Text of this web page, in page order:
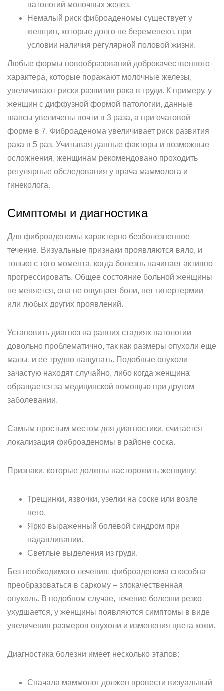
патологий молочных желез.
Немалый риск фиброаденомы существует у
женщин, которые долго не беременеют, при
условии наличия регулярной половой жизни.
Любые формы новообразований доброкачественного
характера, которые поражают молочные железы,
увеличивают риски развития рака в груди. К примеру, у
женщин с диффузной формой патологии, данные
шансы увеличены почти в 3 раза, а при очаговой
форме в 7. Фиброаденома увеличивает риск развития
рака в 5 раз. Учитывая данные факторы и возможные
осложнения, женщинам рекомендовано проходить
регулярные обследования у врача маммолога и
гинеколога.
Симптомы и диагностика
Для фиброаденомы характерно безболезненное
течение. Визуальные признаки проявляются вяло, и
только с того момента, когда болезнь начинает активно
прогрессировать. Общее состояние больной женщины
не меняется, она не ощущает боли, нет гипертермии
или любых других проявлений.
Установить диагноз на ранних стадиях патологии
довольно проблематично, так как размеры опухоли еще
малы, и ее трудно нащупать. Подобные опухоли
зачастую находят случайно, либо когда женщина
обращается за медицинской помощью при другом
заболевании.
Самым простым местом для диагностики, считается
локализация фиброаденомы в районе соска.
Признаки, которые должны насторожить женщину:
Трещинки, язвочки, узелки на соске или возле
него.
Ярко выраженный болевой синдром при
надавливании.
Светлые выделения из груди.
Без необходимого лечения, фиброаденома способна
преобразоваться в саркому – злокачественная
опухоль. В подобном случае, течение болезни резко
ухудшается, у женщины появляются симптомы в виде
увеличения размеров опухоли и изменения цвета кожи.
Диагностика болезни имеет несколько этапов:
Сначала маммолог должен провести визуальный